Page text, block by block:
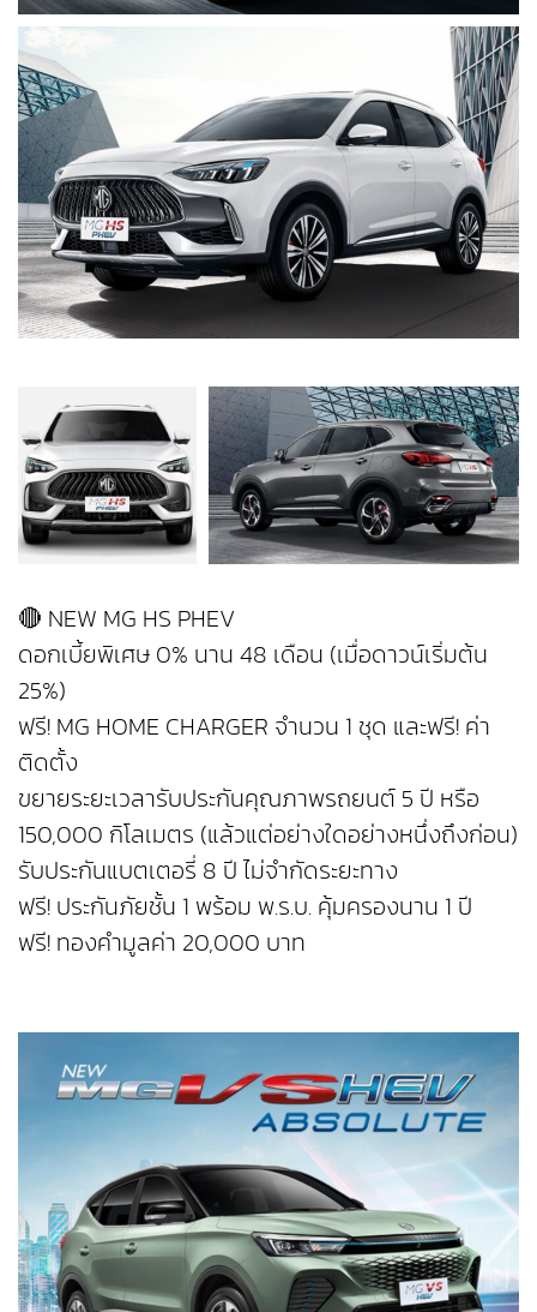
🔴 NEW MG HS PHEV
ดอกเบี้ยพิเศษ 0% นาน 48 เดือน (เมื่อดาวน์เริ่มต้น
25%)
ฟรี! MG HOME CHARGER จำนวน 1 ชุด และฟรี! ค่า
ติดตั้ง
ขยายระยะเวลารับประกันคุณภาพรถยนต์ 5 ปี หรือ
150,000 กิโลเมตร (แล้วแต่อย่างใดอย่างหนึ่งถึงก่อน)
รับประกันแบตเตอรี่ 8 ปี ไม่จำกัดระยะทาง
ฟรี! ประกันภัยชั้น 1 พร้อม พ.ร.บ. คุ้มครองนาน 1 ปี
ฟรี! ทองคำมูลค่า 20,000 บาท